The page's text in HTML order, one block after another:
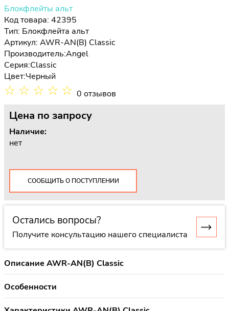
Блокфлейты альт
Код товара: 42395
Тип: Блокфлейта альт
Артикул: AWR-AN(B) Classic
Производитель:Angel
Серия:Classic
Цвет:Черный
☆ ☆ ☆ ☆ ☆ 0 отзывов
Цена по запросу
Наличие:
нет
СООБЩИТЬ О ПОСТУПЛЕНИИ
Остались вопросы?
Получите консультацию нашего специалиста
Описание AWR-AN(B) Classic
Особенности